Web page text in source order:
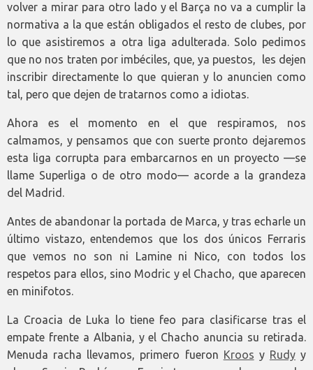
volver a mirar para otro lado y el Barça no va a cumplir la
normativa a la que están obligados el resto de clubes, por
lo que asistiremos a otra liga adulterada. Solo pedimos
que no nos traten por imbéciles, que, ya puestos, les dejen
inscribir directamente lo que quieran y lo anuncien como
tal, pero que dejen de tratarnos como a idiotas.
Ahora es el momento en el que respiramos, nos
calmamos, y pensamos que con suerte pronto dejaremos
esta liga corrupta para embarcarnos en un proyecto —se
llame Superliga o de otro modo— acorde a la grandeza
del Madrid.
Antes de abandonar la portada de Marca, y tras echarle un
último vistazo, entendemos que los dos únicos Ferraris
que vemos no son ni Lamine ni Nico, con todos los
respetos para ellos, sino Modric y el Chacho, que aparecen
en minifotos.
La Croacia de Luka lo tiene feo para clasificarse tras el
empate frente a Albania, y el Chacho anuncia su retirada.
Menuda racha llevamos, primero fueron Kroos y Rudyy